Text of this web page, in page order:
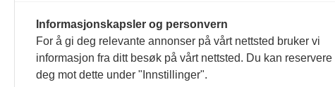
Fra GS til fødsel – Ta kontrollen!
Kjøtt fra kastrater på menyen til jul
Optimisme på Elmia Lantbruk
Geno-prosjekter presentert på
Informasjonskapsler og personvern
For å gi deg relevante annonser på vårt nettsted bruker vi
informasjon fra ditt besøk på vårt nettsted. Du kan reservere
deg mot dette under "Innstillinger".